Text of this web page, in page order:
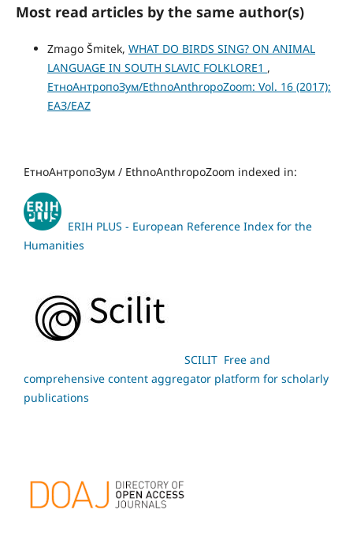
Most read articles by the same author(s)
Zmago Šmitek, WHAT DO BIRDS SING? ON ANIMAL
LANGUAGE IN SOUTH SLAVIC FOLKLORE1 ,
ЕтноАнтропоЗум/EthnoAnthropoZoom: Vol. 16 (2017):
ЕАЗ/EAZ
ЕтноАнтропоЗум / EthnoAnthropoZoom indexed in:
ERIH PLUS - European Reference Index for the
Humanities
SCILIT Free and
comprehensive content aggregator platform for scholarly
publications